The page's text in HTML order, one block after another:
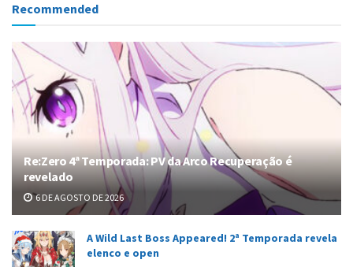
Recommended
Re:Zero 4ª Temporada: PV da Arco Recuperação é
revelado
6 DE AGOSTO DE 2026
A Wild Last Boss Appeared! 2ª Temporada revela
elenco e open